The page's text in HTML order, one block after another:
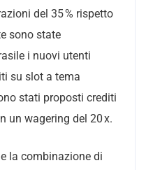
del 35 % rispetto
sono state
i nuovi utenti
su slot a tema
stati proposti crediti
un wagering del 20 x.
la combinazione di